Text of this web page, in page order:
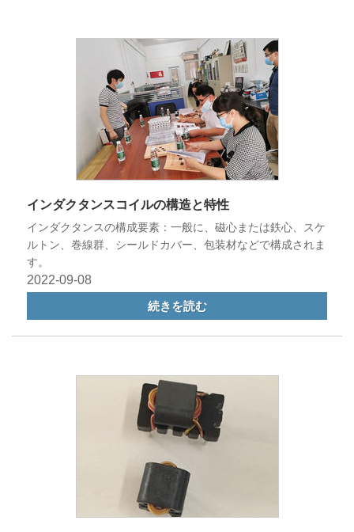
インダクタンスコイルの構造と特性
インダクタンスの構成要素：一般に、磁心または鉄心、スケ
ルトン、巻線群、シールドカバー、包装材などで構成されま
す。
2022-09-08
続きを読む